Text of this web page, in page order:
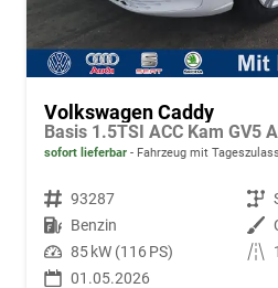
Volkswagen Caddy
Basis 1.5TSI ACC Kam GV5
sofort lieferbar Fahrzeug mit
Fahrzeugnr. 93287 Getriebe
Kraftstoff Benzin Außenfarbe
Leistung 85 kW (116 PS) Kilometerstand
01.05.2026